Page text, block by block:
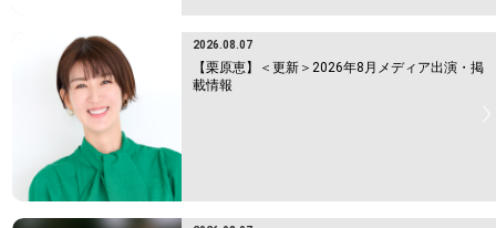
2026.08.07
【栗原恵】＜更新＞2026年8月メディア出演・掲
載情報